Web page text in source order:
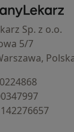
- Strona główna
Sp. z o.o.
5/7